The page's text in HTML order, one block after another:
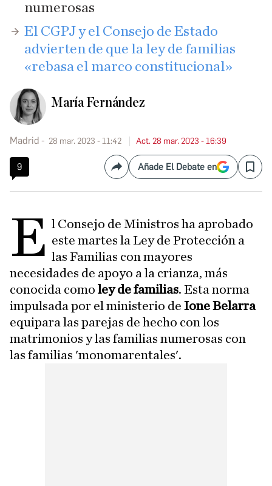
numerosas
El CGPJ y el Consejo de Estado
advierten de que la ley de familias
«rebasa el marco constitucional»
María Fernández
Madrid 28 mar. 2023 - 11:42 Act. 28 mar. 2023 - 16:39
9 CompartirAñade El Debate en Save
E l Consejo de Ministros ha aprobado
este martes la Ley de Protección a
las Familias con mayores
necesidades de apoyo a la crianza, más
conocida como ley de familias. Esta norma
impulsada por el ministerio de Ione Belarra
equipara las parejas de hecho con los
matrimonios y las familias numerosas con
las familias 'monomarentales'.